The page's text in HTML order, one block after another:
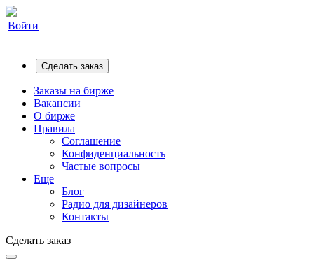
Войти
Сделать заказ
Заказы на бирже
Вакансии
О бирже
Правила
Соглашение
Конфиденциальность
Частые вопросы
Еще
Блог
Радио для дизайнеров
Контакты
Сделать заказ